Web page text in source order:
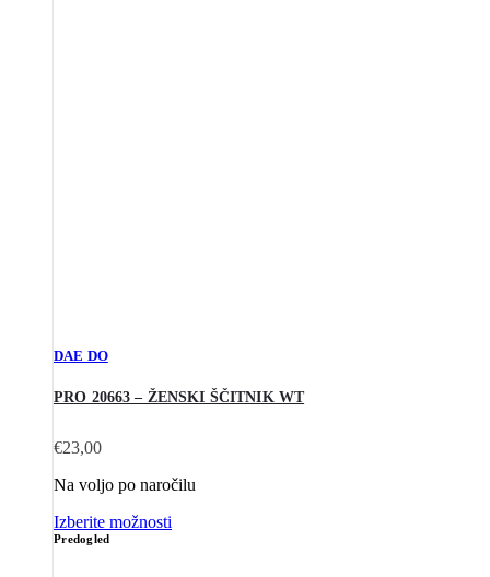
DAE DO
PRO 20663 – ŽENSKI ŠČITNIK WT
€23,00
Na voljo po naročilu
Izberite možnosti
Predogled